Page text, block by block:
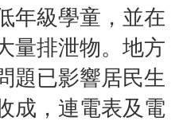
年級學童，並在
量排泄物。地方
題已影響居民生
成，連電表及電